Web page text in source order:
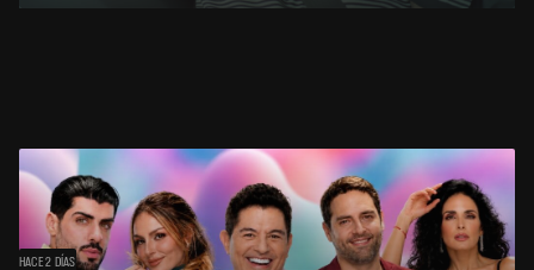
HACE 2 DÍAS